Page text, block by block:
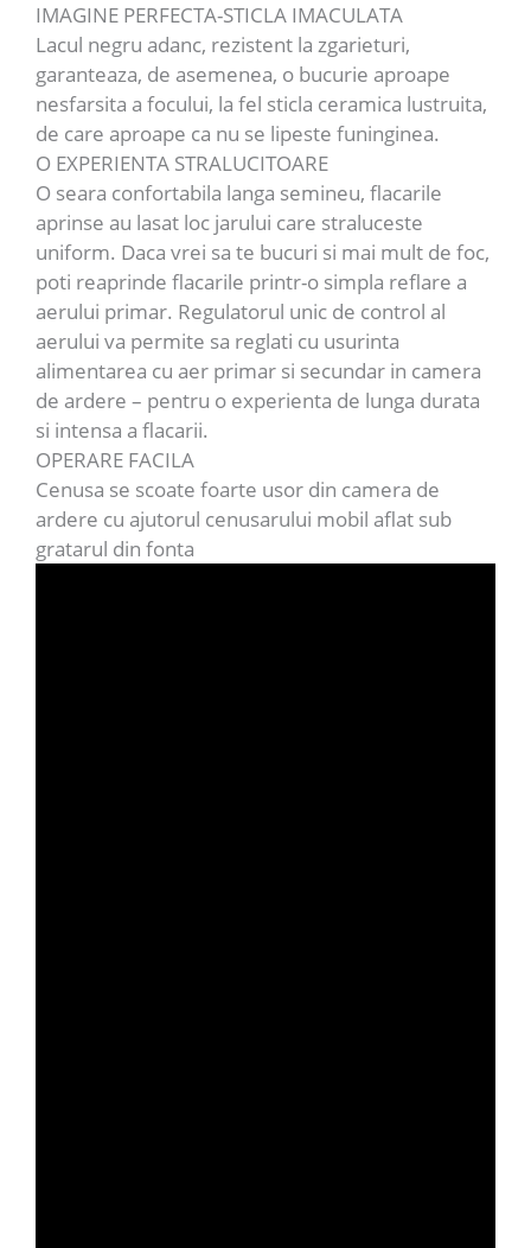
IMAGINE PERFECTA-STICLA IMACULATA
Lacul negru adanc, rezistent la zgarieturi,
garanteaza, de asemenea, o bucurie aproape
nesfarsita a focului, la fel sticla ceramica lustruita,
de care aproape ca nu se lipeste funinginea.
O EXPERIENTA STRALUCITOARE
O seara confortabila langa semineu, flacarile
aprinse au lasat loc jarului care straluceste
uniform. Daca vrei sa te bucuri si mai mult de foc,
poti reaprinde flacarile printr-o simpla reflare a
aerului primar. Regulatorul unic de control al
aerului va permite sa reglati cu usurinta
alimentarea cu aer primar si secundar in camera
de ardere – pentru o experienta de lunga durata
si intensa a flacarii.
OPERARE FACILA
Cenusa se scoate foarte usor din camera de
ardere cu ajutorul cenusarului mobil aflat sub
gratarul din fonta